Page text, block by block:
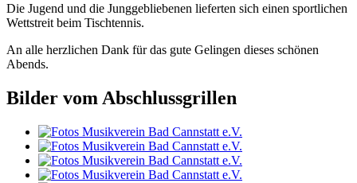
Die Jugend und die Junggebliebenen lieferten sich einen sportlichen
Wettstreit beim Tischtennis.
An alle herzlichen Dank für das gute Gelingen dieses schönen
Abends.
Bilder vom Abschlussgrillen